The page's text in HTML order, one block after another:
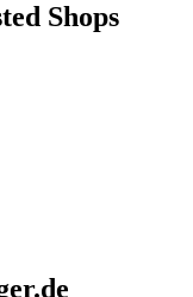
Shops